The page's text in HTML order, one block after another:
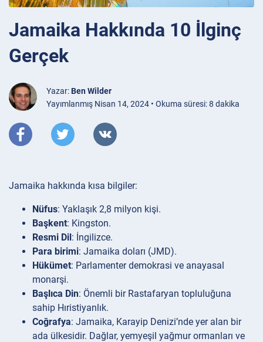
Jamaika Hakkında 10 İlginç
Gerçek
Yazar: Ben Wilder
Yayımlanmış Nisan 14, 2024 • Okuma süresi: 8 dakika
Jamaika hakkında kısa bilgiler:
Nüfus: Yaklaşık 2,8 milyon kişi.
Başkent: Kingston.
Resmi Dil: İngilizce.
Para birimi: Jamaika doları (JMD).
Hükümet: Parlamenter demokrasi ve anayasal
monarşi.
Başlıca Din: Önemli bir Rastafaryan topluluğuna
sahip Hıristiyanlık.
Coğrafya: Jamaika, Karayip Denizi’nde yer alan bir
ada ülkesidir. Dağlar, yemyeşil yağmur ormanları ve